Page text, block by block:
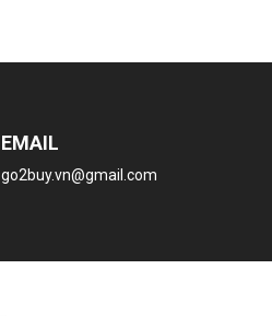
EMAIL
go2buy.vn@gmail.com